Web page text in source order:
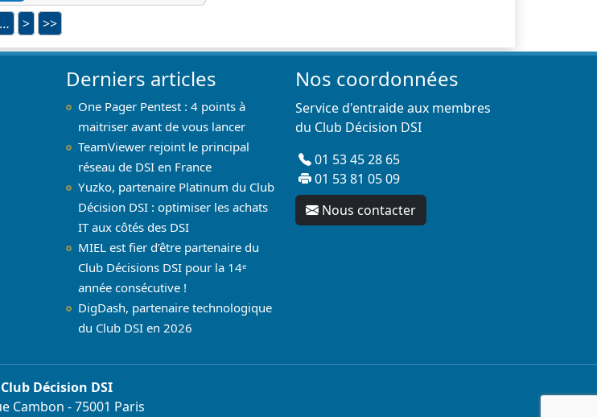
… > >>
Derniers articles
One Pager Pentest : 4 points à
maitriser avant de vous lancer
TeamViewer rejoint le principal
réseau de DSI en France
Yuzko, partenaire Platinum du Club
Décision DSI : optimiser les achats
IT aux côtés des DSI
MIEL est fier d’être partenaire du
Club Décisions DSI pour la 14ᵉ
année consécutive !
DigDash, partenaire technologique
du Club DSI en 2026
Nos coordonnées
Service d'entraide aux membres
du Club Décision DSI
01 53 45 28 65
01 53 81 05 09
Nous contacter
Club Décision DSI
Cambon - 75001 Paris